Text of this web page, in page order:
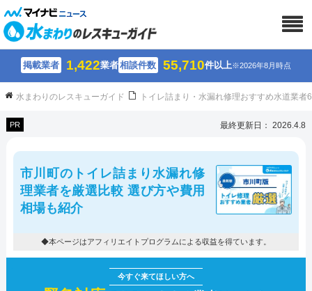
掲載業者 1,422業者相談件数 55,710件以上※2026年8月時点
水まわりのレスキューガイド トイレ詰まり・水漏れ修理おすすめ水道業
PR 最終更新日： 2026.4.8
市川町のトイレ詰まり水漏れ修
理業者を厳選比較 選び方や費用
相場も紹介
◆本ページはアフィリエイトプログラムによる収益を得ています。